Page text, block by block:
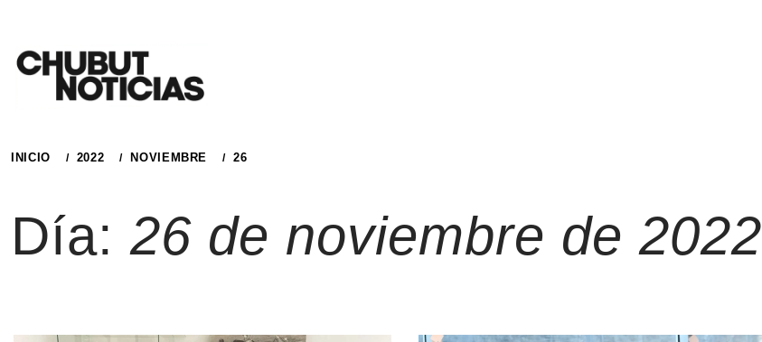
contenido
INICIO 2022 NOVIEMBRE 26
Día: 26 de noviembre de 2022